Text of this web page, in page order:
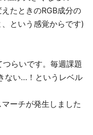
たときのRGB成分の
という感覚からです)
らいです。毎週課題
ない…！というレベル
ーチが発生しました